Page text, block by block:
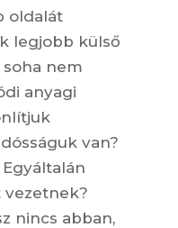
oldalát
legjobb külső
nem
anyagi
van?
vezetnek?
nincs abban,